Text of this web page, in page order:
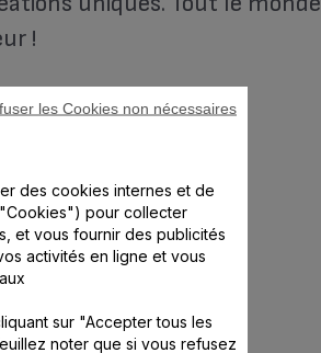
!
des cookies internes et de
pour collecter
et vous fournir des publicités
activités en ligne et vous
sur "Accepter tous les
noter que si vous refusez
les Cookies non nécessaires